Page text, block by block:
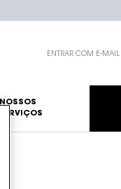
ENTRAR COM E-MAIL
NOSSOS
SERVIÇOS